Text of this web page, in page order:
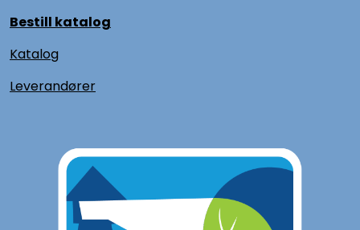
Bestill katalog
Katalog
Leverandører